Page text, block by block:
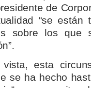
de
“se están
sobre los
esta
se ha hecho